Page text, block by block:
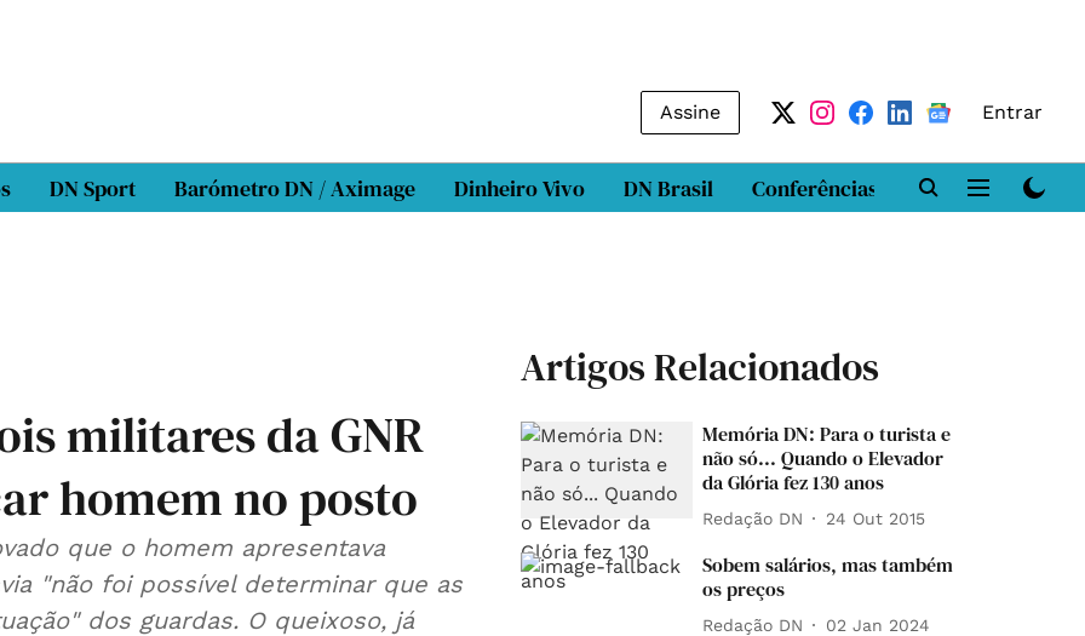
Assine Entrar
DN Sport Barómetro DN / Aximage Dinheiro Vivo DN Brasil Conferências DN LAB
militares da GNR
homem no posto
que o homem apresentava
"não foi possível determinar que as
dos guardas. O queixoso, já
Artigos Relacionados
Memória DN: Para o turista e
não só... Quando o Elevador
da Glória fez 130 anos
Redação DN 24 Out 2015
Sobem salários, mas também
os preços
Redação DN 02 Jan 2024